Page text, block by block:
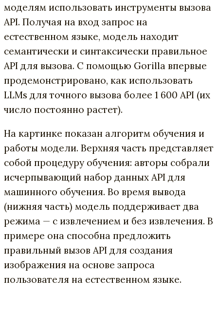
моделям использовать инструменты вызова
API. Получая на вход запрос на
естественном языке, модель находит
семантически и синтаксически правильное
API для вызова. С помощью Gorilla впервые
продемонстрировано, как использовать
LLMs для точного вызова более 1 600 API (их
число постоянно растет).
На картинке показан алгоритм обучения и
работы модели. Верхняя часть представляет
собой процедуру обучения: авторы собрали
исчерпывающий набор данных API для
машинного обучения. Во время вывода
(нижняя часть) модель поддерживает два
режима — с извлечением и без извлечения. В
примере она способна предложить
правильный вызов API для создания
изображения на основе запроса
пользователя на естественном языке.